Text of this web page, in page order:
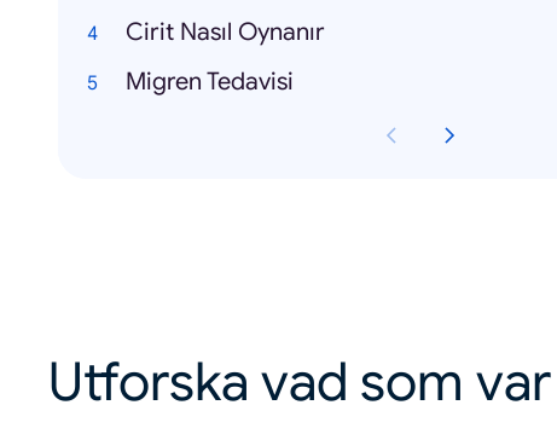
Cirit Nasıl Oynanır
Migren Tedavisi
Utforska vad som